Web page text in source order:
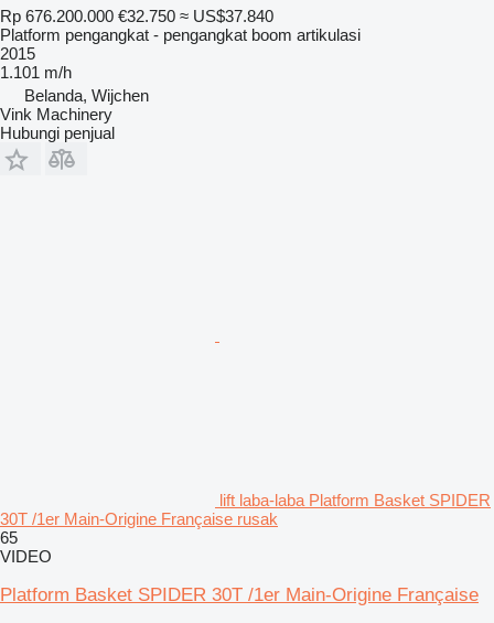
Rp 676.200.000 €32.750 ≈ US$37.840
Platform pengangkat - pengangkat boom artikulasi
2015
1.101 m/h
Belanda, Wijchen
Vink Machinery
Hubungi penjual
lift laba-laba Platform Basket SPIDER
30T /1er Main-Origine Française rusak
65
VIDEO
Platform Basket SPIDER 30T /1er Main-Origine Française